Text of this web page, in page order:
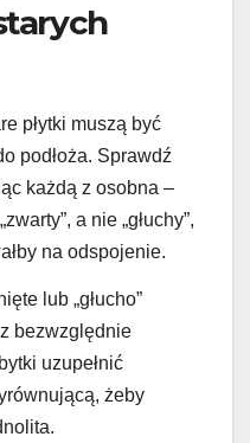
płytki muszą być
podłoża. Sprawdź
każdą z osobna –
a nie „głuchy”,
na odspojenie.
lub „głucho”
bezwzględnie
uzupełnić
żeby